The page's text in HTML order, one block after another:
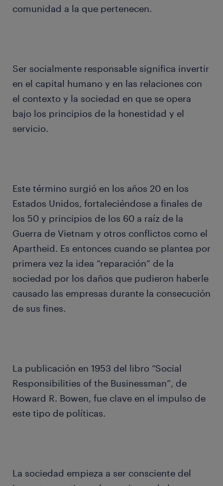
comunidad a la que pertenecen.
Ser socialmente responsable significa invertir
en el capital humano y en las relaciones con
el contexto y la sociedad en que se opera
bajo los principios de la honestidad y el
servicio.
Este término surgió en los años 20 en los
Estados Unidos, fortaleciéndose a finales de
los 50 y principios de los 60 a raíz de la
Guerra de Vietnam y otros conflictos como el
Apartheid. Es entonces cuando se plantea por
primera vez la idea “reparación” de la
sociedad por los daños que pudieron haberle
causado las empresas durante la consecución
de sus fines.
La publicación en 1953 del libro “Social
Responsibilities of the Businessman”, de
Howard R. Bowen, fue clave en el impulso de
este tipo de políticas.
La sociedad empieza a ser consciente del